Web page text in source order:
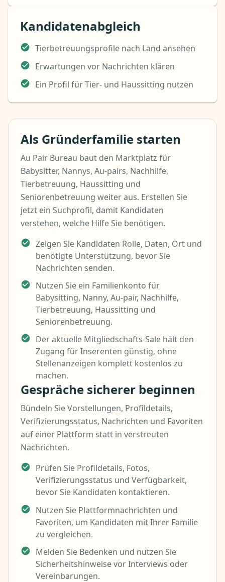
Kandidatenabgleich
Tierbetreuungsprofile nach Land ansehen
Erwartungen vor Nachrichten klären
Ein Profil für Tier- und Haussitting nutzen
Als Gründerfamilie starten
Au Pair Bureau baut den Marktplatz für
Babysitter, Nannys, Au-pairs, Nachhilfe,
Tierbetreuung, Haussitting und
Seniorenbetreuung weiter aus. Erstellen Sie
jetzt ein Suchprofil, damit Kandidaten
verstehen, welche Hilfe Sie benötigen.
Zeigen Sie Kandidaten Rolle, Daten, Ort und
benötigte Unterstützung, bevor Sie
Nachrichten senden.
Nutzen Sie ein Familienkonto für
Babysitting, Nanny, Au-pair, Nachhilfe,
Tierbetreuung, Haussitting und
Seniorenbetreuung.
Der aktuelle Mitgliedschafts-Sale hält den
Zugang für Inserenten günstig, ohne
Stellenanzeigen komplett kostenlos zu
machen.
Gespräche sicherer beginnen
Bündeln Sie Vorstellungen, Profildetails,
Verifizierungsstatus, Nachrichten und Favoriten
auf einer Plattform statt in verstreuten
Nachrichten.
Prüfen Sie Profildetails, Fotos,
Verifizierungsstatus und Verfügbarkeit,
bevor Sie Kandidaten kontaktieren.
Nutzen Sie Plattformnachrichten und
Favoriten, um Kandidaten mit Ihrer Familie
zu vergleichen.
Melden Sie Bedenken und nutzen Sie
Sicherheitshinweise vor Interviews oder
Vereinbarungen.